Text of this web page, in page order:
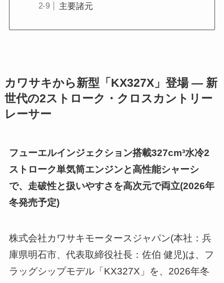
主要諸元
カワサキから新型「KX327X」登場 ― 新
世代の2ストローク・クロスカントリー
レーサー
フューエルインジェクション搭載327cm³水冷2
ストローク単気筒エンジンと高性能シャーシ
で、走破性と扱いやすさを高次元で両立(2026年
冬発売予定)
株式会社カワサキモータースジャパン(本社：兵
庫県明石市、代表取締役社長：佐伯 健児)は、フ
ラッグシップモデル「KX327X」を、2026年冬